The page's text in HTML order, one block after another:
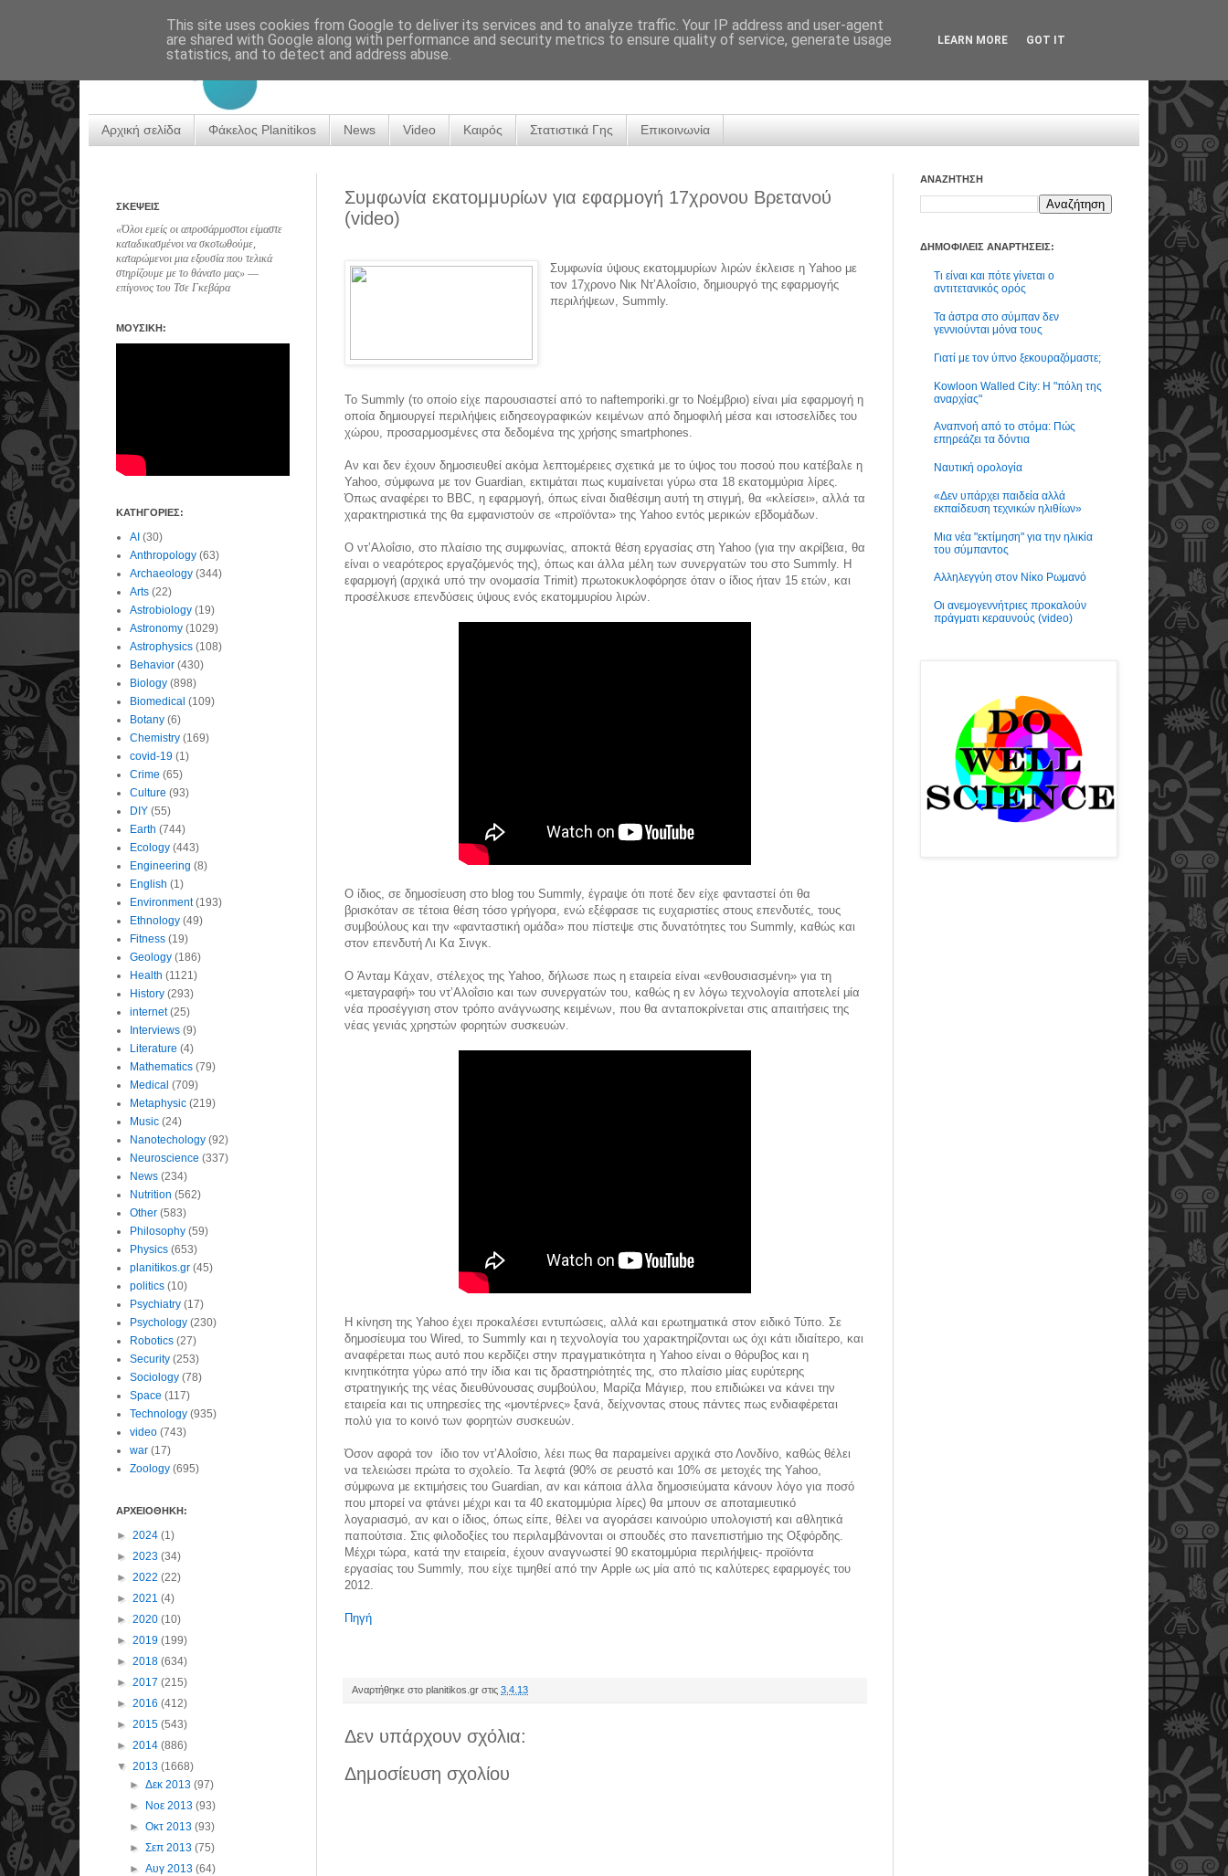
Αρχική σελίδα Φάκελος Planitikos News Video Καιρός Στατιστικά Γης Επικοινωνία
Συμφωνία εκατομμυρίων για εφαρμογή 17χρονου Βρετανού
(video)
Συμφωνία ύψους εκατομμυρίων λιρών έκλεισε η Yahoo με
τον 17χρονο Νικ ΝτʼΑλοΐσιο, δημιουργό της εφαρμογής
περιλήψεων, Summly.
To Summly (το οποίο είχε παρουσιαστεί από το naftemporiki.gr το Νοέμβριο) είναι μία εφαρμογή η
οποία δημιουργεί περιλήψεις ειδησεογραφικών κειμένων από δημοφιλή μέσα και ιστοσελίδες του
χώρου, προσαρμοσμένες στα δεδομένα της χρήσης smartphones.
Αν και δεν έχουν δημοσιευθεί ακόμα λεπτομέρειες σχετικά με το ύψος του ποσού που κατέβαλε η
Yahoo, σύμφωνα με τον Guardian, εκτιμάται πως κυμαίνεται γύρω στα 18 εκατομμύρια λίρες.
Όπως αναφέρει το BBC, η εφαρμογή, όπως είναι διαθέσιμη αυτή τη στιγμή, θα «κλείσει», αλλά τα
χαρακτηριστικά της θα εμφανιστούν σε «προϊόντα» της Yahoo εντός μερικών εβδομάδων.
Ο ντʼΑλοΐσιο, στο πλαίσιο της συμφωνίας, αποκτά θέση εργασίας στη Yahoo (για την ακρίβεια, θα
είναι ο νεαρότερος εργαζόμενός της), όπως και άλλα μέλη των συνεργατών του στο Summly. Η
εφαρμογή (αρχικά υπό την ονομασία Trimit) πρωτοκυκλοφόρησε όταν ο ίδιος ήταν 15 ετών, και
προσέλκυσε επενδύσεις ύψους ενός εκατομμυρίου λιρών.
Ο ίδιος, σε δημοσίευση στο blog του Summly, έγραψε ότι ποτέ δεν είχε φανταστεί ότι θα
βρισκόταν σε τέτοια θέση τόσο γρήγορα, ενώ εξέφρασε τις ευχαριστίες στους επενδυτές, τους
συμβούλους και την «φανταστική ομάδα» που πίστεψε στις δυνατότητες του Summly, καθώς και
στον επενδυτή Λι Κα Σινγκ.
O Άνταμ Κάχαν, στέλεχος της Yahoo, δήλωσε πως η εταιρεία είναι «ενθουσιασμένη» για τη
«μεταγραφή» του ντʼΑλοΐσιο και των συνεργατών του, καθώς η εν λόγω τεχνολογία αποτελεί μία
νέα προσέγγιση στον τρόπο ανάγνωσης κειμένων, που θα ανταποκρίνεται στις απαιτήσεις της
νέας γενιάς χρηστών φορητών συσκευών.
Η κίνηση της Yahoo έχει προκαλέσει εντυπώσεις, αλλά και ερωτηματικά στον ειδικό Τύπο. Σε
δημοσίευμα του Wired, το Summly και η τεχνολογία του χαρακτηρίζονται ως όχι κάτι ιδιαίτερο, και
αναφέρεται πως αυτό που κερδίζει στην πραγματικότητα η Yahoo είναι ο θόρυβος και η
κινητικότητα γύρω από την ίδια και τις δραστηριότητές της, στο πλαίσιο μίας ευρύτερης
στρατηγικής της νέας διευθύνουσας συμβούλου, Μαρίζα Μάγιερ, που επιδιώκει να κάνει την
εταιρεία και τις υπηρεσίες της «μοντέρνες» ξανά, δείχνοντας στους πάντες πως ενδιαφέρεται
πολύ για το κοινό των φορητών συσκευών.
Όσον αφορά τον ίδιο τον ντʼΑλοΐσιο, λέει πως θα παραμείνει αρχικά στο Λονδίνο, καθώς θέλει
να τελειώσει πρώτα το σχολείο. Τα λεφτά (90% σε ρευστό και 10% σε μετοχές της Yahoo,
σύμφωνα με εκτιμήσεις του Guardian, αν και κάποια άλλα δημοσιεύματα κάνουν λόγο για ποσό
που μπορεί να φτάνει μέχρι και τα 40 εκατομμύρια λίρες) θα μπουν σε αποταμιευτικό
λογαριασμό, αν και ο ίδιος, όπως είπε, θέλει να αγοράσει καινούριο υπολογιστή και αθλητικά
παπούτσια. Στις φιλοδοξίες του περιλαμβάνονται οι σπουδές στο πανεπιστήμιο της Οξφόρδης.
Μέχρι τώρα, κατά την εταιρεία, έχουν αναγνωστεί 90 εκατομμύρια περιλήψεις- προϊόντα
εργασίας του Summly, που είχε τιμηθεί από την Apple ως μία από τις καλύτερες εφαρμογές του
2012.
Πηγή
Αναρτήθηκε στο planitikos.gr στις 3.4.13
Δεν υπάρχουν σχόλια:
Δημοσίευση σχολίου
ΣΚΕΨΕΙΣ
«Όλοι εμείς οι απροσάρμοστοι είμαστε
καταδικασμένοι να σκοτωθούμε,
καταρώμενοι μια εξουσία που τελικά
στηρίζουμε με το θάνατο μας» ―
επίγονος του Τσε Γκεβάρα
ΜΟΥΣΙΚΗ:
ΚΑΤΗΓΟΡΙΕΣ:
AI (30)
Anthropology (63)
Archaeology (344)
Arts (22)
Astrobiology (19)
Astronomy (1029)
Astrophysics (108)
Behavior (430)
Biology (898)
Biomedical (109)
Botany (6)
Chemistry (169)
covid-19 (1)
Crime (65)
Culture (93)
DIY (55)
Earth (744)
Ecology (443)
Engineering (8)
English (1)
Environment (193)
Ethnology (49)
Fitness (19)
Geology (186)
Health (1121)
History (293)
internet (25)
Interviews (9)
Literature (4)
Mathematics (79)
Medical (709)
Metaphysic (219)
Music (24)
Nanotechology (92)
Neuroscience (337)
News (234)
Nutrition (562)
Other (583)
Philosophy (59)
Physics (653)
planitikos.gr (45)
politics (10)
Psychiatry (17)
Psychology (230)
Robotics (27)
Security (253)
Sociology (78)
Space (117)
Technology (935)
video (743)
war (17)
Zoology (695)
ΑΡΧΕΙΟΘΗΚΗ:
► 2024 (1)
► 2023 (34)
► 2022 (22)
► 2021 (4)
► 2020 (10)
► 2019 (199)
► 2018 (634)
► 2017 (215)
► 2016 (412)
► 2015 (543)
► 2014 (886)
▼ 2013 (1668)
►Δεκ 2013(97)
► Νοε 2013(93)
►Οκτ 2013(93)
►Σεπ 2013(75)
►Αυγ 2013(64)
ΑΝΑΖΗΤΗΣΗ
ΔΗΜΟΦΙΛΕΙΣ ΑΝΑΡΤΗΣΕΙΣ:
Τι είναι και πότε γίνεται ο
αντιτετανικός ορός
Τα άστρα στο σύμπαν δεν
γεννιούνται μόνα τους
Γιατί με τον ύπνο ξεκουραζόμαστε;
Kowloon Walled City: Η "πόλη της
αναρχίας"
Αναπνοή από το στόμα: Πώς
επηρεάζει τα δόντια
Ναυτική ορολογία
«Δεν υπάρχει παιδεία αλλά
εκπαίδευση τεχνικών ηλιθίων»
Μια νέα "εκτίμηση" για την ηλικία
του σύμπαντος
Αλληλεγγύη στον Νίκο Ρωμανό
Οι ανεμογεννήτριες προκαλούν
πράγματι κεραυνούς (video)
This site uses cookies from Google to deliver its services and to analyze traffic. Your IP address and user-agent
are shared with Google along with performance and security metrics to ensure quality of service, generate usage
statistics, and to detect and address abuse.
LEARN MORE GOT IT